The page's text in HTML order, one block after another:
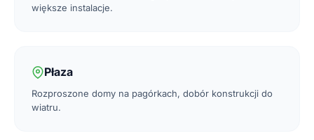
większe instalacje.
Płaza
Rozproszone domy na pagórkach, dobór konstrukcji do
wiatru.